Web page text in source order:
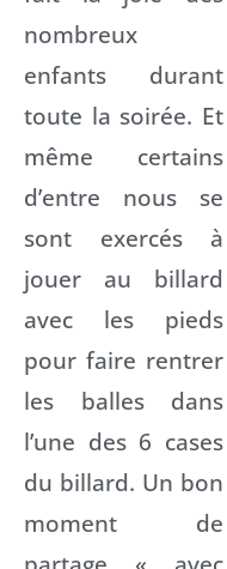
nombreux
enfants durant
toute la soirée. Et
même certains
d’entre nous se
sont exercés à
jouer au billard
avec les pieds
pour faire rentrer
les balles dans
l’une des 6 cases
du billard. Un bon
moment de